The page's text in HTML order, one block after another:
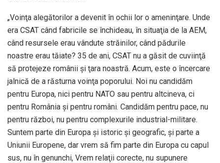
„Voinţa alegătorilor a devenit în ochii lor o ameninţare. Unde
era CSAT când fabricile se închideau, în situaţia de la AEM,
când resursele erau vândute străinilor, când pădurile
noastre erau tăiate? 35 de ani, CSAT nu a găsit de cuviinţă
să protejeze românii şi ţara noastră. Acum, este o încercare
jalnică de a răsturna voinţa poporului. Noi nu candidăm
pentru Europa, nici pentru NATO sau pentru altcineva, ci
pentru România şi pentru români. Candidăm pentru pace, nu
pentru război, nu pentru complexurile industrial-militare.
Suntem parte din Europa şi istoric şi geografic, şi parte a
Uniunii Europene, dar vrem să fim parte din Europa cu capul
sus, nu în genunchi, Vrem relaţii corecte, nu supunere